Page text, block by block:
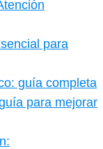
para
guía completa
para mejorar